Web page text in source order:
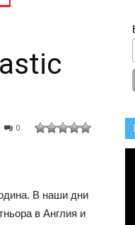
0
В наши дни
в Англия и